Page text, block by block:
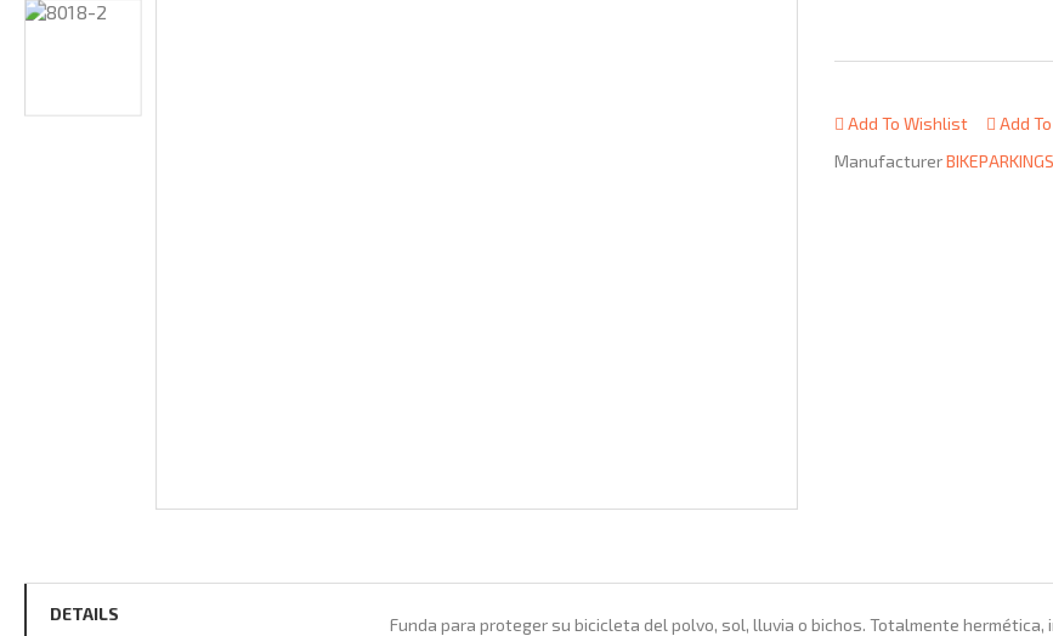
Add To Wishlist
Add
Manufacturer
DETAILS
Funda para proteger su bicicleta del polvo, sol, lluvia o bichos. Totalmente